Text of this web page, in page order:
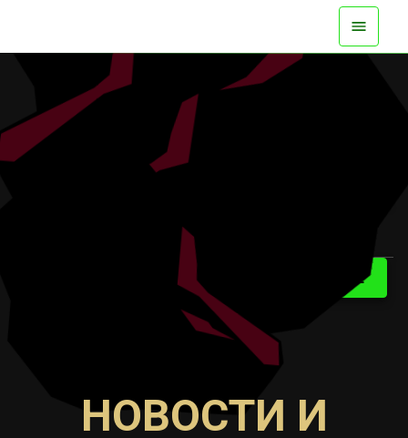
ДОСТУПНО СЕЙЧАС НА ВСЕХ ПЛАТФОРМАХ
СМОТРИТЕ ТРЕЙЛЕР УЗНАТЬ БОЛЬШЕ
НОВОСТИ И